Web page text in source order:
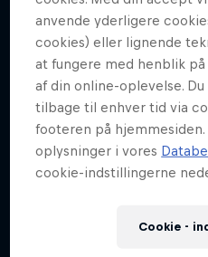
anvende yderligere
cookies) eller lignende
at fungere med henblik
af din online-oplevelse.
tilbage til enhver tid via
footeren på
oplysninger i vores
cookie-indstillingerne
Cookie -